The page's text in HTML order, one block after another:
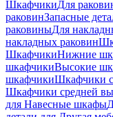
ШкафчикиДля
раковинЗапасные
раковиныДля
накладных pаковин
ШкафчикиНижние
шкафчикиВысокие
шкафчикиШкафчики
Шкафчики средней
для Навесные шкафы